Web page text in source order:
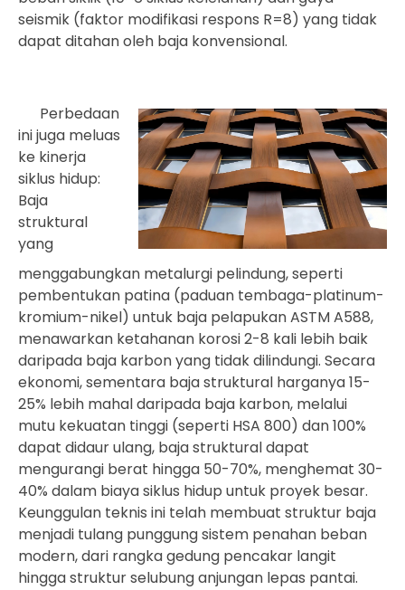
seismik (faktor modifikasi respons R=8) yang tidak
dapat ditahan oleh baja konvensional.
Perbedaan
ini juga meluas
ke kinerja
siklus hidup:
Baja
struktural
yang
menggabungkan metalurgi pelindung, seperti
pembentukan patina (paduan tembaga-platinum-
kromium-nikel) untuk baja pelapukan ASTM A588,
menawarkan ketahanan korosi 2-8 kali lebih baik
daripada baja karbon yang tidak dilindungi. Secara
ekonomi, sementara baja struktural harganya 15-
25% lebih mahal daripada baja karbon, melalui
mutu kekuatan tinggi (seperti HSA 800) dan 100%
dapat didaur ulang, baja struktural dapat
mengurangi berat hingga 50-70%, menghemat 30-
40% dalam biaya siklus hidup untuk proyek besar.
Keunggulan teknis ini telah membuat struktur baja
menjadi tulang punggung sistem penahan beban
modern, dari rangka gedung pencakar langit
hingga struktur selubung anjungan lepas pantai.